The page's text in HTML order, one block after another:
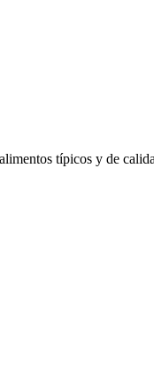
típicos y de